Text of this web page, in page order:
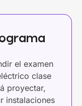
el examen
clase
proyectar,
instalaciones